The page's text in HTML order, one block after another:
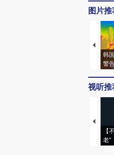
图片
韩
警
视听推
【
老”